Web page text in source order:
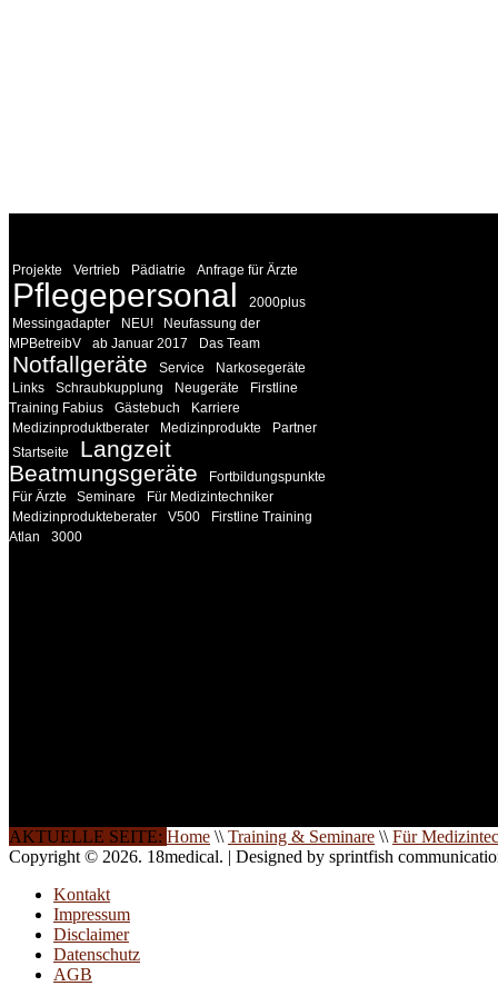
Projekte Vertrieb Pädiatrie Anfrage für Ärzte
Pflegepersonal
2000plus
Messingadapter
NEU!
Neufassung der
MPBetreibV
ab Januar 2017 Das Team
Notfallgeräte Service
Narkosegeräte
Links
Schraubkupplung Neugeräte
Firstline
Training Fabius
Gästebuch
Karriere
Medizinproduktberater
Medizinprodukte
Partner
Startseite
Langzeit
Beatmungsgeräte
Fortbildungspunkte
Für Ärzte
Seminare
Für Medizintechniker
Medizinprodukteberater
V500
Firstline Training
Atlan
3000
AKTUELLE SEITE: Home \\ Training & Seminare \\ Für
Copyright © 2026. 18medical. | Designed by sprintfish
Kontakt
Impressum
Disclaimer
Datenschutz
AGB